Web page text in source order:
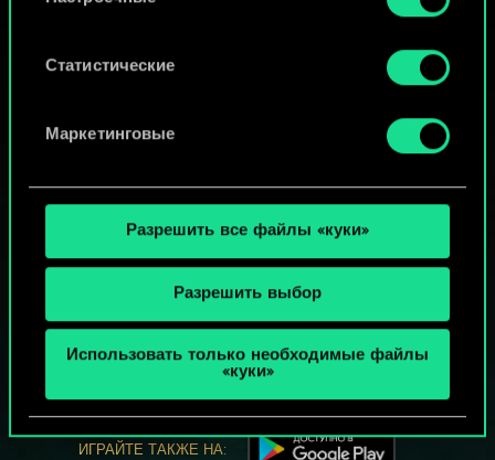
используем ваши файлы cookie, и изменить
«Настройки» ниже.
Статистические
Маркетинговые
Разрешить все файлы «куки»
Разрешить выбор
Использовать только необходимые файлы
«куки»
МОЖЕТ ПАРТЕЕЧКУ В ГВИНТ?
ИГРАТЬ
БЕСПЛАТНО НА ПК
ИГРАЙТЕ ТАКЖЕ НА: